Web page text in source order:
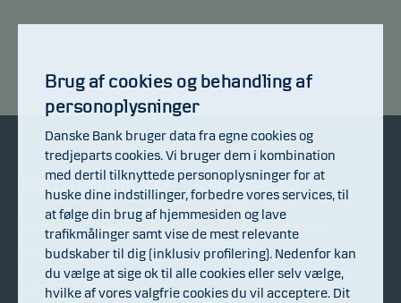
Om Danske Invest
Fakta om Danske Invest
Direktion og bestyrelse
Generalforsamling
Bliv investor
Få rådgivning inden du
Samarbejdet med Danske
Bank
Brug af cookies og behandling af
personoplysninger
Danske Bank bruger data fra egne cookies og
tredjeparts cookies. Vi bruger dem i kombination
med dertil tilknyttede personoplysninger for at
huske dine indstillinger, forbedre vores services, til
at følge din brug af hjemmesiden og lave
trafikmålinger samt vise de mest relevante
budskaber til dig (inklusiv profilering). Nedenfor kan
du vælge at sige ok til alle cookies eller selv vælge,
hvilke af vores valgfrie cookies du vil acceptere. Dit